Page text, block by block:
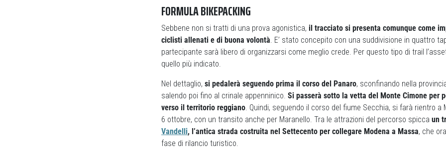
FORMULA BIKEPACKING
Sebbene non si tratti di una prova agonistica, il tracciato si presenta comunque come
ciclisti allenati e di buona volontà . E’ stato concepito con una suddivisione in quattro
partecipante sarà libero di organizzarsi come meglio crede. Per questo tipo di trail
quello più indicato.
Nel dettaglio, si pedalerà seguendo prima il corso del Panaro, sconfinando nella
salendo poi fino al crinale appenninico. Si passerà sotto la vetta del Monte Cimone per
verso il territorio reggiano . Quindi, seguendo il corso del fiume Secchia, si farà rientro a
6 ottobre, con un transito anche per Maranello. Tra le attrazioni del percorso spicca un
Vandelli, l’antica strada costruita nel Settecento per collegare Modena a Massa, che
fase di rilancio turistico.